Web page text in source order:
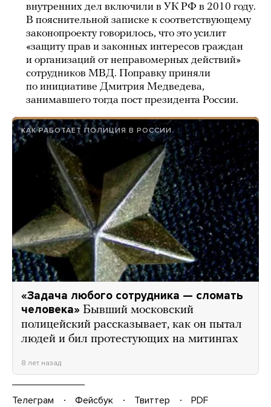
внутренних дел включили в УК РФ в 2010 году.
В пояснительной записке к соответствующему
законопроекту говорилось, что это усилит
«защиту прав и законных интересов граждан
и организаций от неправомерных действий»
сотрудников МВД. Поправку приняли
по инициативе Дмитрия Медведева,
занимавшего тогда пост президента России.
КАК РАБОТАЕТ ПОЛИЦИЯ В РОССИИ
«Задача любого сотрудника — сломать
человека» Бывший московский
полицейский рассказывает, как он пытал
людей и бил протестующих на митингах
8 лет назад
Телеграм Фейсбук Твиттер
PDF